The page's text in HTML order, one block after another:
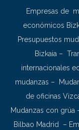
Empresas de
económicos
Presupuestos
Bizkaia –
internacionales
mudanzas –
de oficinas
Mudanzas con grúa
Bilbao Madrid –